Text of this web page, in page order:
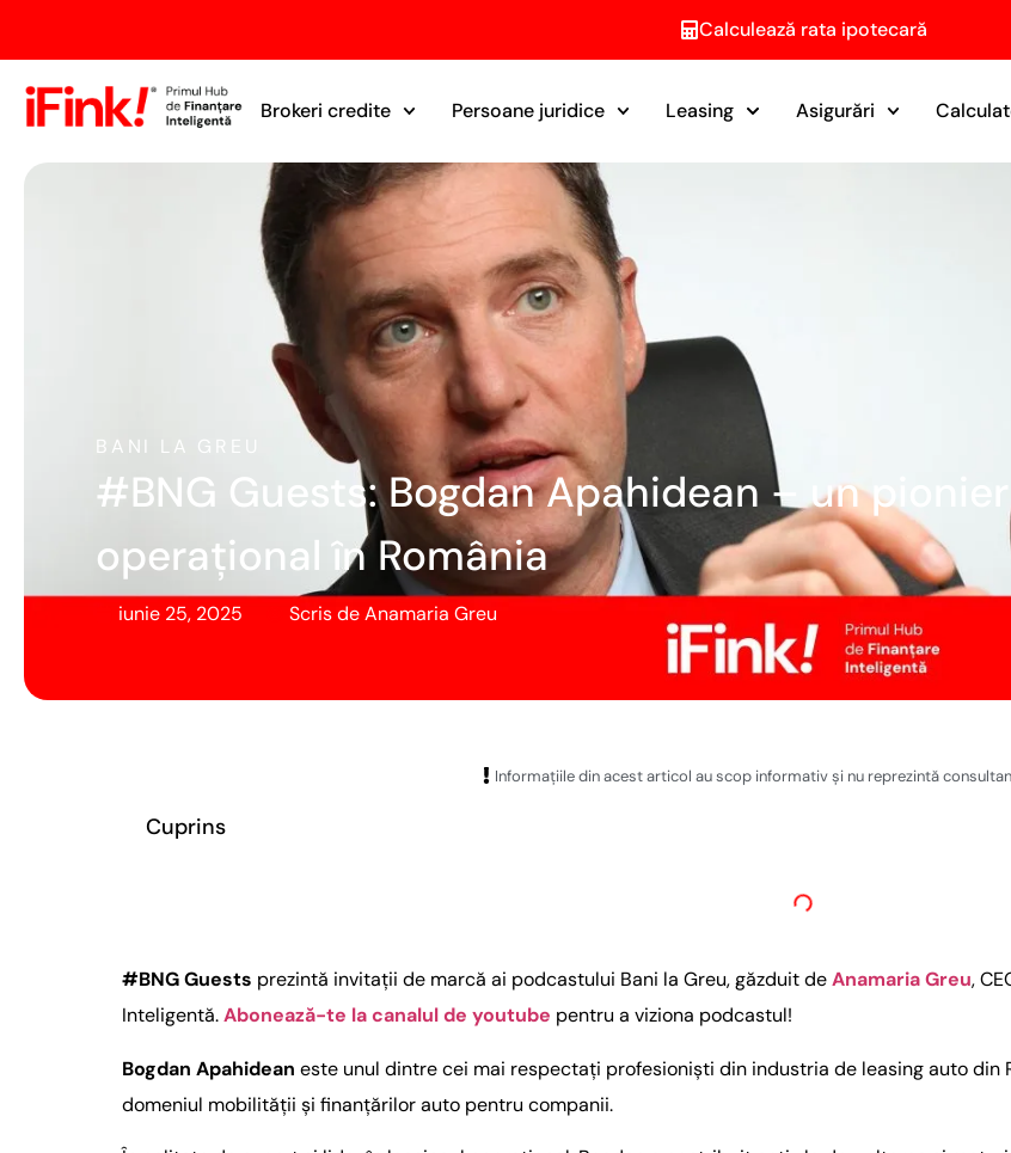
Calculează rata ipotecară
Brokeri credite Persoane juridice Leasing Asigurări
BANI LA GREU
#BNG Guests: Bogdan Apahidean – un
operațional în România
iunie 25, 2025 Scris deAnamaria Greu
Informațiile din acest articol au scop informativ și nu reprezintă
Cuprins
#BNG Guests prezintă invitații de marcă ai podcastului Bani la Greu, găzduit deAnamaria Greu,
Inteligentă.Abonează-te la canalul de youtube pentru a viziona podcastul!
Bogdan Apahidean este unul dintre cei mai respectați profesioniști din industria de leasing auto din
domeniul mobilității și finanțărilor auto pentru companii.